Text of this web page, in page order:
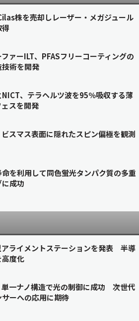
株を売却しレーザー・メガジュール
ァーILT、PFASフリーコーティングの
技術を開発
、テラヘルツ波を95％吸収する薄
スを開発
スマス表面に隠れたスピン偏極を観測
を利用して同色蛍光タンパク質の多重
成功
アライメントステーションを発表 半導
度化
単一ナノ構造で光の制御に成功 次世代
ーへの応用に期待